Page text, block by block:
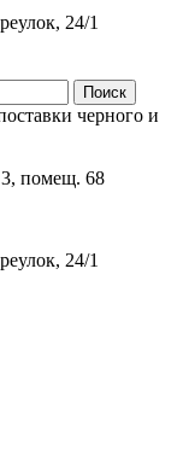
24/1
Поиск
черного и
помещ. 68
24/1